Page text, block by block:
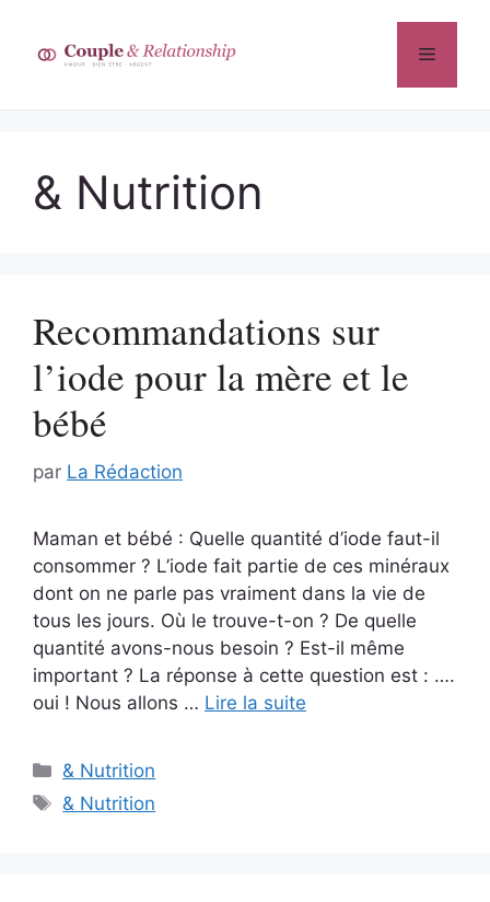
contenu
Menu
& Nutrition
Recommandations sur
l’iode pour la mère et le
bébé
par La Rédaction
Maman et bébé : Quelle quantité d’iode faut-il
consommer ? L’iode fait partie de ces minéraux
dont on ne parle pas vraiment dans la vie de
tous les jours. Où le trouve-t-on ? De quelle
quantité avons-nous besoin ? Est-il même
important ? La réponse à cette question est : ….
oui ! Nous allons … Lire la suite
Catégories
& Nutrition
Étiquettes
& Nutrition